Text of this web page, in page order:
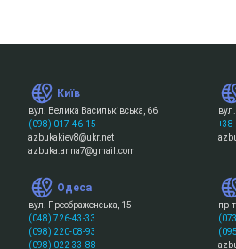
Київ
вул. Велика Васильківська, 66
(098) 017-46-15
azbukakiev8@ukr.net
azbuka.anna7@gmail.com
+38
Одеса
вул. Преображенська, 15
(048) 726-43-33
(098) 220-08-93
(098) 022-33-88
пр-